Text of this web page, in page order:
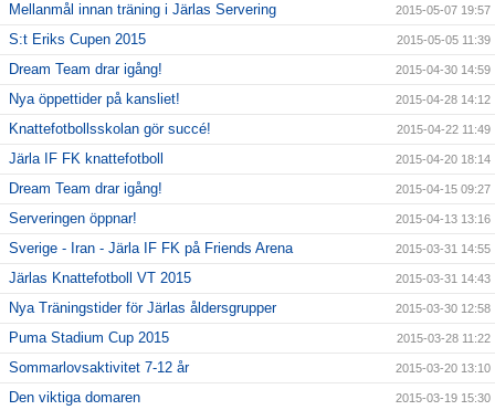
Mellanmål innan träning i Järlas Servering 2015-05-07 19:57
S:t Eriks Cupen 2015 2015-05-05 11:39
Dream Team drar igång! 2015-04-30 14:59
Nya öppettider på kansliet! 2015-04-28 14:12
Knattefotbollsskolan gör succé! 2015-04-22 11:49
Järla IF FK knattefotboll 2015-04-20 18:14
Dream Team drar igång! 2015-04-15 09:27
Serveringen öppnar! 2015-04-13 13:16
Sverige - Iran - Järla IF FK på Friends Arena 2015-03-31 14:55
Järlas Knattefotboll VT 2015 2015-03-31 14:43
Nya Träningstider för Järlas åldersgrupper 2015-03-30 12:58
Puma Stadium Cup 2015 2015-03-28 11:22
Sommarlovsaktivitet 7-12 år 2015-03-20 13:10
Den viktiga domaren 2015-03-19 15:30